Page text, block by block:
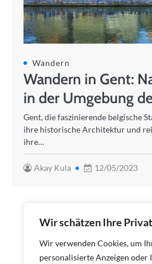
Wir schätzen Ihre
Wir verwenden Cookies, um
personalisierte Anzeigen oder
Wandern
Wandern in Gent:
in der Umgebung
Gent, die faszinierende belgische
ihre historische Architektur und
ihre…
Akay Kula 12/05/2023